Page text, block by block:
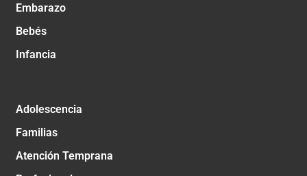
Embarazo
Bebés
Infancia
Adolescencia
Familias
Atención Temprana